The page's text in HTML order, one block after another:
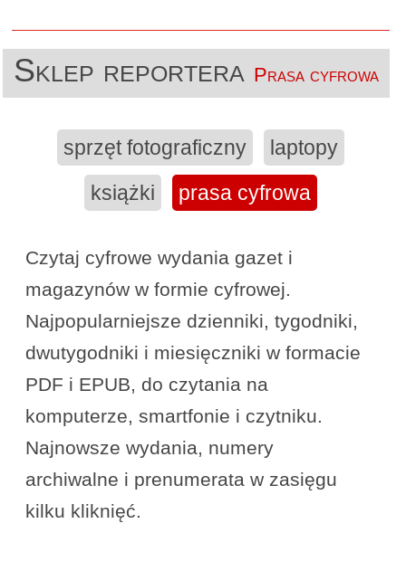
Sklep reportera Prasa cyfrowa
sprzęt fotograficzny
laptopy
książki
prasa cyfrowa
Czytaj cyfrowe wydania gazet i
magazynów w formie cyfrowej.
Najpopularniejsze dzienniki, tygodniki,
dwutygodniki i miesięczniki w formacie
PDF i EPUB, do czytania na
komputerze, smartfonie i czytniku.
Najnowsze wydania, numery
archiwalne i prenumerata w zasięgu
kilku kliknięć.